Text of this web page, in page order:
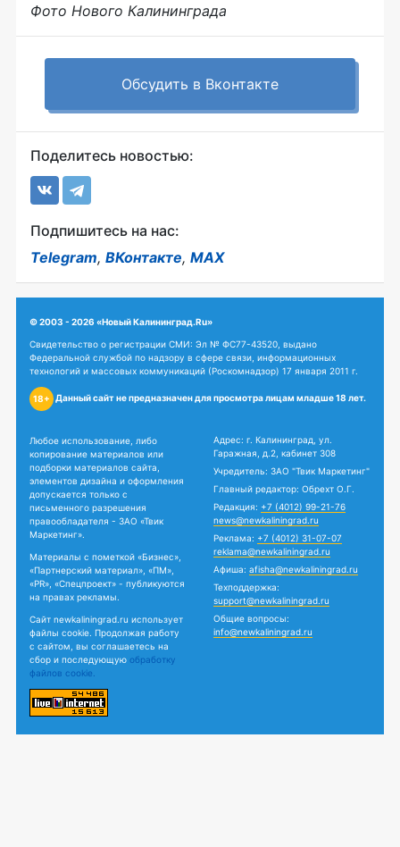
Фото Нового Калининграда
Обсудить в Вконтакте
Поделитесь новостью:
Подпишитесь на нас:
Telegram, ВКонтакте, MAX
© 2003 - 2026 «Новый Калининград.Ru»
Свидетельство о регистрации СМИ: Эл № ФС77-43520, выдано
Федеральной службой по надзору в сфере связи, информационных
технологий и массовых коммуникаций (Роскомнадзор) 17 января 2011 г.
18+ Данный сайт не предназначен для просмотра лицам младше 18 лет.
Любое использование, либо
копирование материалов или
подборки материалов сайта,
элементов дизайна и оформления
допускается только с
письменного разрешения
правообладателя - ЗАО «Твик
Маркетинг».
Материалы с пометкой «Бизнес»,
«Партнерский материал», «ПМ»,
«PR», «Спецпроект» - публикуются
на правах рекламы.
Сайт newkaliningrad.ru использует
файлы cookie. Продолжая работу
с сайтом, вы соглашаетесь на
сбор и последующую обработку
файлов cookie.
Адрес: г. Калининград, ул.
Гаражная, д.2, кабинет 308
Учредитель: ЗАО "Твик Маркетинг"
Главный редактор: Обрехт О.Г.
Редакция: +7 (4012) 99-21-76
news@newkaliningrad.ru
Реклама: +7 (4012) 31-07-07
reklama@newkaliningrad.ru
Афиша: afisha@newkaliningrad.ru
Техподдержка:
support@newkaliningrad.ru
Общие вопросы:
info@newkaliningrad.ru